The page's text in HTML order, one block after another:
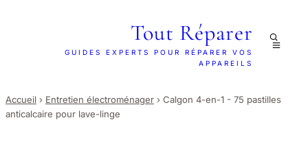
Tout Réparer
GUIDES EXPERTS POUR RÉPARER VOS
APPAREILS
Accueil › Entretien électroménager › Calgon 4-en-1 - 75 pastilles
anticalcaire pour lave-linge